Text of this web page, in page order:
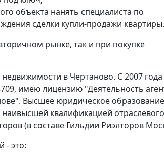
объекта нанять специалиста по
сделки купли-продажи квартиры.
рынке, так и при покупке
в Чертаново. С 2007 года
имею лицензию "Деятельность
Высшее юридическое
квалификацией отраслевого
(в составе Гильдии Риэлторов
- это: